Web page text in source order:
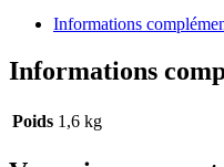
Informations
Informations
Poids 1,6 kg